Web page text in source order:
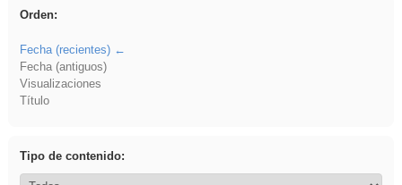
Orden:
Fecha (recientes)
Fecha (antiguos)
Visualizaciones
Título
Tipo de contenido: